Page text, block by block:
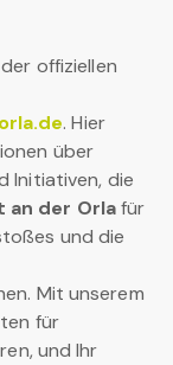
offiziellen
. Hier
über
Initiativen, die
an der Orlafür
und die
Mit unserem
für
und Ihr